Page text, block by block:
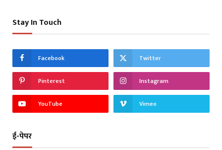
Stay In Touch
Facebook Twitter
Pinterest Instagram
YouTube Vimeo
ई-पेपर